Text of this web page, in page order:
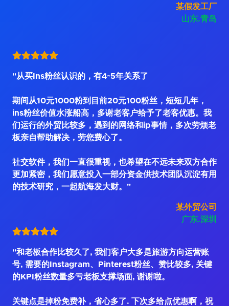
某假发工厂
山东.青岛
"从买Ins粉丝认识的，有4~5年关系了
期间从10元1000粉到目前20元100粉丝，短短几年，
ins粉丝价值水涨船高，多谢老客户给予了老客优惠。我
们运行的外贸比较多，遇到的网络和ip事情，多次劳烦老
板亲自帮助解决，劳您费心了。
社交软件，我们一直很重视，也希望在不远未来双方合作
更加紧密，我们愿意投入一部分资金供技术团队沉淀有用
的技术研究，一起航海发大财。"
某外贸公司
广东.深圳
"和老板合作比较久了, 我们客户大多是旅游方向运营账
号, 需要的Instagram、Pinterest粉丝、赞比较多, 关键
的KPI粉丝数量多亏老板支撑场面, 谢谢啦。
关键点是掉粉免费补，省心多了. 下次多给点优惠啊，祝